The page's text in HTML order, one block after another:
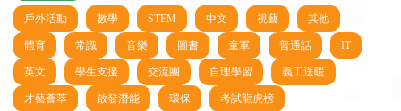
戶外活動 數學 STEM 中文 視藝 其他
體育 常識 音樂 圖書 童軍 普通話 IT
英文 學生支援 交流團 自理學習 義工送暖
才藝薈萃 啟發潛能 環保 考試龍虎榜